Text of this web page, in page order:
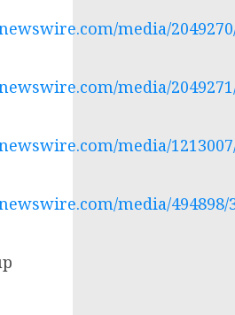
media/
media/
media/1213007/
media/494898/